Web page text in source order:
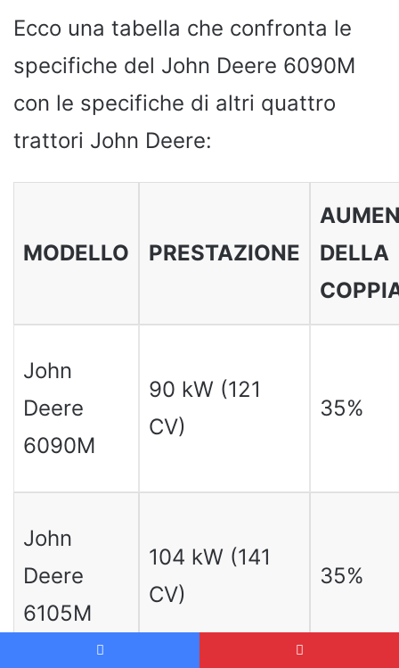
Ecco una tabella che confronta le
specifiche del John Deere 6090M
con le specifiche di altri quattro
trattori John Deere:
MODELLO PRESTAZIONE
DELLA
John
Deere
6090M
90 kW (121
CV)
35%
John
Deere
6105M
104 kW (141
CV)
35%